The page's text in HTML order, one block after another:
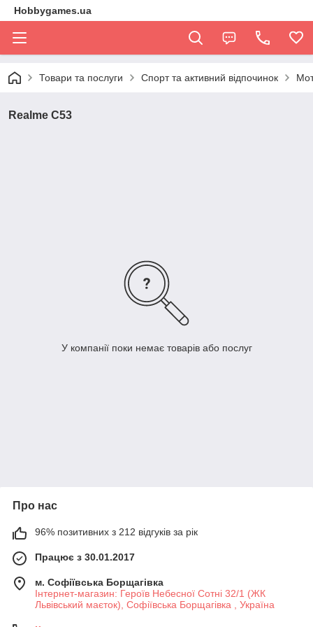
Hobbygames.ua
Товари та послуги Спорт та активний відпочинок
Realme C53
У компанії поки немає товарів або послуг
Про нас
96% позитивних з 212 відгуків за рік
Працює з 30.01.2017
м. Софіївська Борщагівка
Інтернет-магазин: Героїв Небесної Сотні 32/1 (ЖК
Львівський маєток), Софіївська Борщагівка , Україна